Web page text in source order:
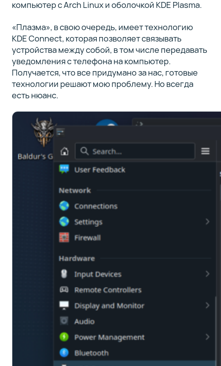
компьютер с Arch Linux и оболочкой KDE Plasma.
«Плазма», в свою очередь, имеет технологию
KDE Connect, которая позволяет связывать
устройства между собой, в том числе передавать
уведомления с телефона на компьютер.
Получается, что все придумано за нас, готовые
технологии решают мою проблему. Но всегда
есть нюанс.